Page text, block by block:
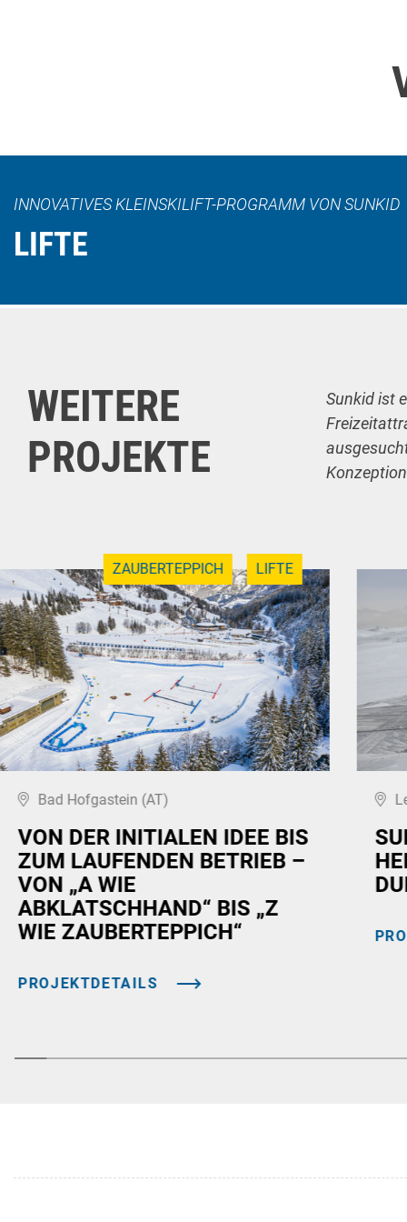
INNOVATIVES KLEINSKILIFT-PROGRAMM VON SUNKID
LIFTE
WEITERE
PROJEKTE
Sunkid ist
ZAUBERTEPPICH LIFTE
Bad Hofgastein (AT)
VON DER INITIALEN IDEE BIS
ZUM LAUFENDEN BETRIEB –
VON „A WIE
ABKLATSCHHAND“ BIS „Z
WIE ZAUBERTEPPICH“
PROJEKTDETAILS